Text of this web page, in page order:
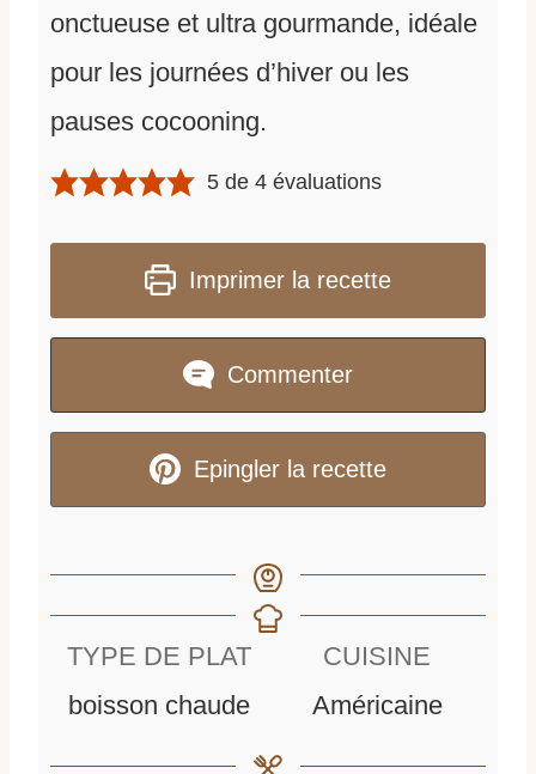
onctueuse et ultra gourmande, idéale
pour les journées d’hiver ou les
pauses cocooning.
5 de4 évaluations
Imprimer la recette
Commenter
Epingler la recette
TYPE DE PLAT
boisson chaude
CUISINE
Américaine